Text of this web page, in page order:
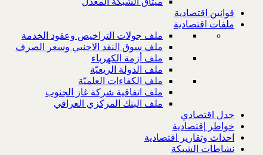
قوانين اقتصادية
ملفات اقتصادية
ملف جولات التراخيص وعقود الخدمة
ملف سوق النقد الاجنبي وسعر الصرف
ملف أزمة الكهرباء
ملف الدولة الريعيّة
ملف الكفاءات العلميّة
ملف اتفاقية شركة غاز الجنوب
ملف البنك المركزي العراقي
جدل اقتصادي
خواطر إقتصادية
احداث وتقارير اقتصادية
نشاطات الشبكة